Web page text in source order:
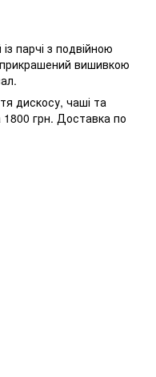
парчі з подвійною
вишивкою
дискосу, чаші та
1800 грн. Доставка по